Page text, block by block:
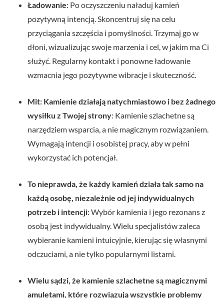
Ładowanie: Po oczyszczeniu naładuj kamień
pozytywną intencją. Skoncentruj się na celu
przyciągania szczęścia i pomyślności. Trzymaj go w
dłoni, wizualizując swoje marzenia i cel, w jakim ma Ci
służyć. Regularny kontakt i ponowne ładowanie
wzmacnia jego pozytywne wibracje i skuteczność.
Mit: Kamienie działają natychmiastowo i bez żadnego
wysiłku z Twojej strony: Kamienie szlachetne są
narzędziem wsparcia, a nie magicznym rozwiązaniem.
Wymagają intencji i osobistej pracy, aby w pełni
wykorzystać ich potencjał.
To nieprawda, że każdy kamień działa tak samo na
każdą osobę, niezależnie od jej indywidualnych
potrzeb i intencji: Wybór kamienia i jego rezonans z
osobą jest indywidualny. Wielu specjalistów zaleca
wybieranie kamieni intuicyjnie, kierując się własnymi
odczuciami, a nie tylko popularnymi listami.
Wielu sądzi, że kamienie szlachetne są magicznymi
amuletami, które rozwiązują wszystkie problemy